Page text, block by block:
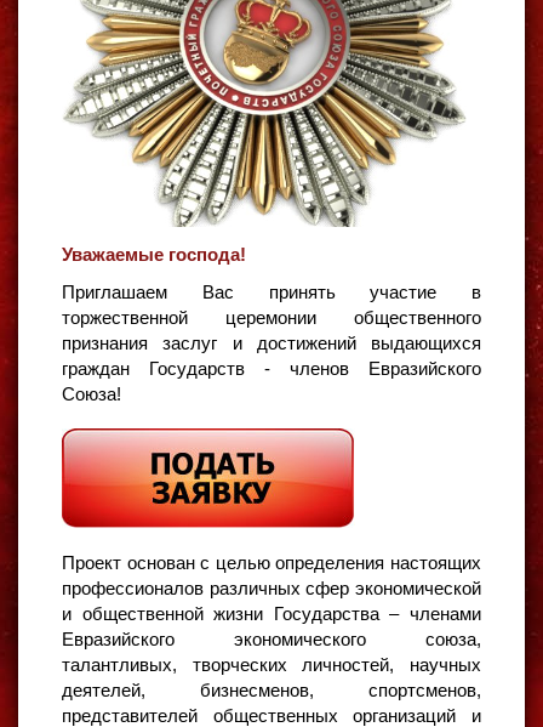
Уважаемые господа!
Приглашаем Вас принять участие в
торжественной церемонии общественного
признания заслуг и достижений выдающихся
граждан Государств - членов Евразийского
Союза!
Проект основан с целью определения настоящих
профессионалов различных сфер экономической
и общественной жизни Государства – членами
Евразийского экономического союза,
талантливых, творческих личностей, научных
деятелей, бизнесменов, спортсменов,
представителей общественных организаций и